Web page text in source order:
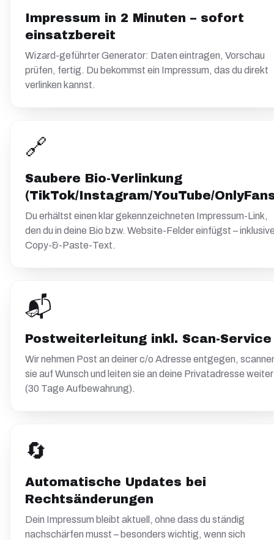
Impressum in 2 Minuten – sofort
einsatzbereit
Wizard-geführter Generator: Daten eintragen, Vorschau
prüfen, fertig. Du bekommst ein Impressum, das du direkt
verlinken kannst.
🔗
Saubere Bio-Verlinkung
(TikTok/Instagram/YouTube/
Du erhältst einen klar gekennzeichneten Impressum-Link,
den du in deine Bio bzw. Website-Felder einfügst –
Copy-&-Paste-Text.
📬
Postweiterleitung inkl. Scan-Service
Wir nehmen Post an deiner c/o Adresse entgegen,
sie auf Wunsch und leiten sie an deine Privatadresse weiter
(30 Tage Aufbewahrung).
🔄
Automatische Updates bei
Rechtsänderungen
Dein Impressum bleibt aktuell, ohne dass du ständig
nachschärfen musst – besonders wichtig, wenn sich